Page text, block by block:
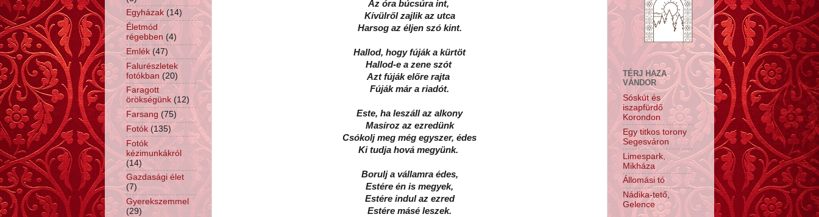
Az óra búcsúra int,
Kívülről zajlik az utca
Harsog az éljen szó kint.
Hallod, hogy fúják a kürtöt
Hallod-e a zene szót
Azt fúják előre rajta
Fúják már a riadót.
Este, ha leszáll az alkony
Masíroz az ezredünk
Csókolj meg még egyszer, édes
Ki tudja hová megyünk.
Borulj a vállamra édes,
Estére én is megyek,
Estére indul az ezred
Estére másé leszek.
Egyházak (14)
Életmód
régebben (4)
Emlék (47)
Falurészletek
fotókban (20)
Faragott
örökségünk (12)
Farsang (75)
Fotók (135)
Fotók
kézimunkákról
(14)
Gazdasági élet
(7)
Gyerekszemmel
(29)
TÉRJ HAZA
VÁNDOR
Sóskút és
iszapfürdő
Korondon
Egy titkos torony
Segesváron
Limespark,
Mikháza
Állomási tó
Nádika-tető,
Gelence